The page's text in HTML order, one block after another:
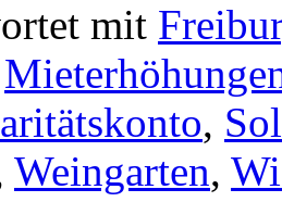
mit
,
Weingarten,